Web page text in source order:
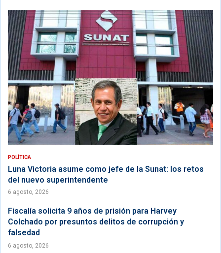
POLÍTICA
Luna Victoria asume como jefe de la Sunat: los retos
del nuevo superintendente
6 agosto, 2026
Fiscalía solicita 9 años de prisión para Harvey
Colchado por presuntos delitos de corrupción y
falsedad
6 agosto, 2026